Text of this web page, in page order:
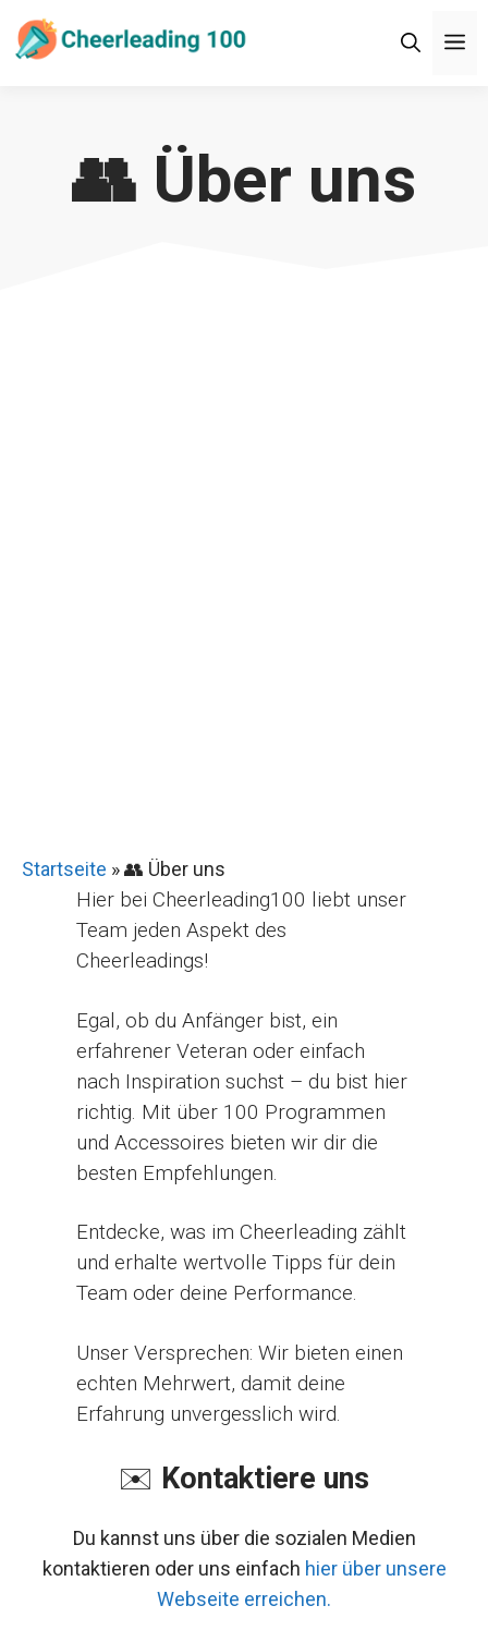
Inhalt
👥 Über uns
Startseite »👥 Über uns
Hier bei Cheerleading100 liebt unser
Team jeden Aspekt des
Cheerleadings!
Egal, ob du Anfänger bist, ein
erfahrener Veteran oder einfach
nach Inspiration suchst – du bist hier
richtig. Mit über 100 Programmen
und Accessoires bieten wir dir die
besten Empfehlungen.
Entdecke, was im Cheerleading zählt
und erhalte wertvolle Tipps für dein
Team oder deine Performance.
Unser Versprechen: Wir bieten einen
echten Mehrwert, damit deine
Erfahrung unvergesslich wird.
✉️ Kontaktiere uns
Du kannst uns über die sozialen Medien
kontaktieren oder uns einfach hier über unsere
Webseite erreichen.